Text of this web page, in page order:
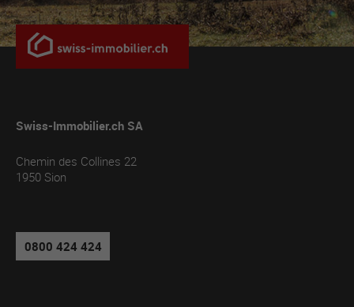
Swiss-Immobilier.ch SA
Chemin des Collines 22
1950 Sion
0800 424 424